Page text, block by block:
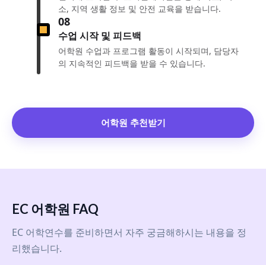
소, 지역 생활 정보 및 안전 교육을 받습니다.
08
수업 시작 및 피드백
어학원 수업과 프로그램 활동이 시작되며, 담당자
의 지속적인 피드백을 받을 수 있습니다.
어학원 추천받기
EC 어학원 FAQ
EC 어학연수를 준비하면서 자주 궁금해하시는 내용을 정
리했습니다.